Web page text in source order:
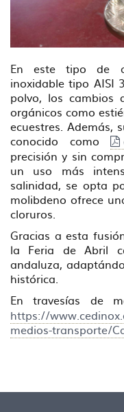
En este tipo de
inoxidable tipo AISI
polvo, los cambios
orgánicos como
ecuestres. Además,
conocido como
precisión y sin
un uso más
salinidad, se opta
molibdeno ofrece
cloruros.
Gracias a esta
la Feria de Abril
andaluza,
histórica.
En travesías de
https://
medios-transporte/